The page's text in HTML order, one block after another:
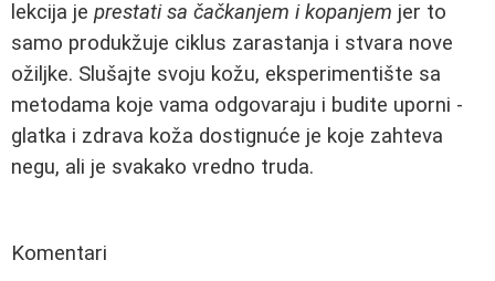
lekcija je prestati sa čačkanjem i kopanjem jer to
samo produkžuje ciklus zarastanja i stvara nove
ožiljke. Slušajte svoju kožu, eksperimentište sa
metodama koje vama odgovaraju i budite uporni -
glatka i zdrava koža dostignuće je koje zahteva
negu, ali je svakako vredno truda.
Komentari